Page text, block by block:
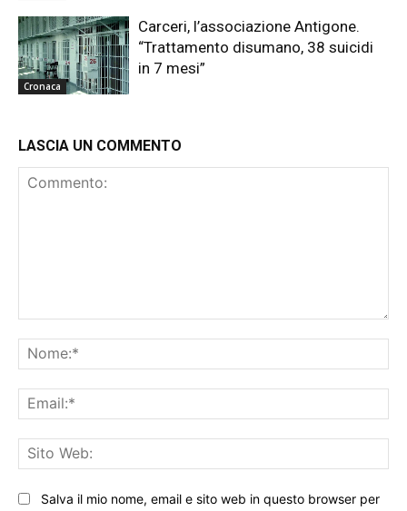
Cronaca
Carceri, l’associazione Antigone.
“Trattamento disumano, 38 suicidi
in 7 mesi”
LASCIA UN COMMENTO
Salva il mio nome, email e sito web in questo browser per